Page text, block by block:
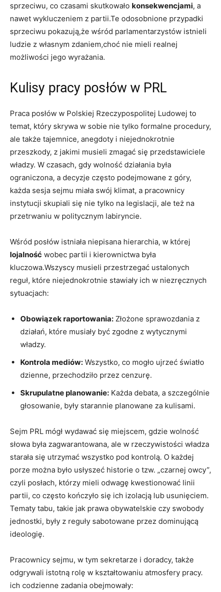
sprzeciwu, co czasami skutkowało konsekwencjami, a
nawet wykluczeniem z partii.Te odosobnione przypadki
sprzeciwu pokazują,że wśród parlamentarzystów istnieli
ludzie z własnym zdaniem,choć nie mieli realnej
możliwości jego wyrażania.
Kulisy pracy posłów w PRL
Praca posłów w Polskiej Rzeczypospolitej Ludowej to
temat, który skrywa w sobie nie tylko formalne procedury,
ale także tajemnice, anegdoty i niejednokrotnie
przeszkody, z jakimi musieli zmagać się przedstawiciele
władzy. W czasach, gdy wolność działania była
ograniczona, a decyzje często podejmowane z góry,
każda sesja sejmu miała swój klimat, a pracownicy
instytucji skupiali się nie tylko na legislacji, ale też na
przetrwaniu w politycznym labiryncie.
Wśród posłów istniała niepisana hierarchia, w której
lojalność wobec partii i kierownictwa była
kluczowa.Wszyscy musieli przestrzegać ustalonych
reguł, które niejednokrotnie stawiały ich w niezręcznych
sytuacjach:
Obowiązek raportowania: Złożone sprawozdania z
działań, które musiały być zgodne z wytycznymi
władzy.
Kontrola mediów: Wszystko, co mogło ujrzeć światło
dzienne, przechodziło przez cenzurę.
Skrupulatne planowanie: Każda debata, a szczególnie
głosowanie, były starannie planowane za kulisami.
Sejm PRL mógł wydawać się miejscem, gdzie wolność
słowa była zagwarantowana, ale w rzeczywistości władza
starała się utrzymać wszystko pod kontrolą. O każdej
porze można było usłyszeć historie o tzw. „czarnej owcy”,
czyli posłach, którzy mieli odwagę kwestionować linii
partii, co często kończyło się ich izolacją lub usunięciem.
Tematy tabu, takie jak prawa obywatelskie czy swobody
jednostki, były z reguły sabotowane przez dominującą
ideologię.
Pracownicy sejmu, w tym sekretarze i doradcy, także
odgrywali istotną rolę w kształtowaniu atmosfery pracy.
ich codzienne zadania obejmowały: